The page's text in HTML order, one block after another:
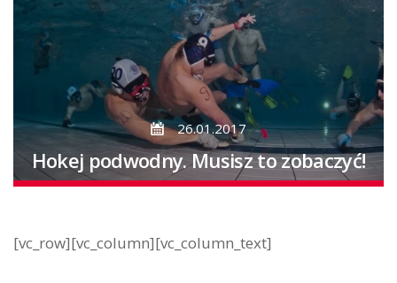
26.01.2017
Hokej podwodny. Musisz to zobaczyć!
[vc_row][vc_column][vc_column_text]